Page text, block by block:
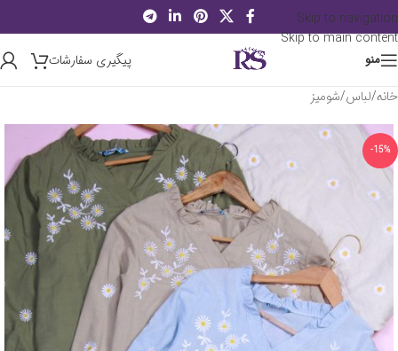
Skip to navigation
Skip to main content
منو
پیگیری سفارشات
خانه/لباس/شومیز
-15%